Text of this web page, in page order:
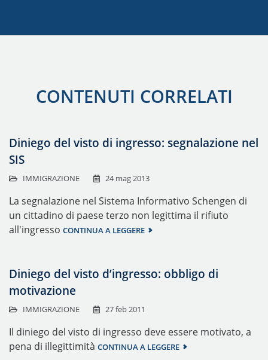
CONTENUTI CORRELATI
Diniego del visto di ingresso: segnalazione nel
SIS
IMMIGRAZIONE 24 mag 2013
La segnalazione nel Sistema Informativo Schengen di
un cittadino di paese terzo non legittima il rifiuto
all'ingresso CONTINUA A LEGGERE
Diniego del visto d’ingresso: obbligo di
motivazione
IMMIGRAZIONE 27 feb 2011
Il diniego del visto di ingresso deve essere motivato, a
pena di illegittimità CONTINUA A LEGGERE